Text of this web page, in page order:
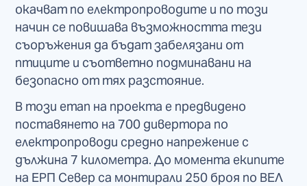
окачват по електропроводите и по този
начин се повишава възможността тези
съоръжения да бъдат забелязани от
птиците и съответно подминавани на
безопасно от тях разстояние.
В този етап на проекта е предвидено
поставянето на 700 дивертора по
електропроводи средно напрежение с
дължина 7 километра. До момента екипите
на ЕРП Север са монтирали 250 броя по ВЕЛ